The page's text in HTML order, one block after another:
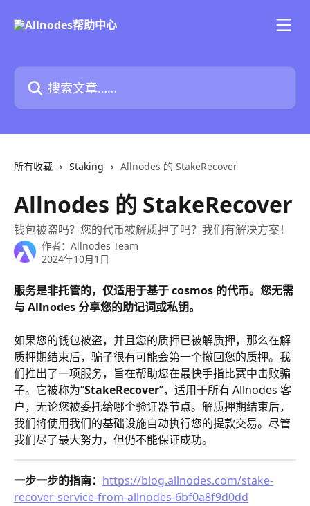
搜索文章……
所有收藏 Staking Allnodes 的 StakeRecover
Allnodes 的 StakeRecover
钱包被盗吗？您的代币被解质押了吗？我们有解决方案！
作者： Allnodes Team
2024年10月1日
服务是非托管的，仅适用于基于 cosmos 的代币。您无需
与 Allnodes 分享您的助记词或私钥。
如果您的钱包被盗，并且您的质押已被解质押，那么在解
质押期结束后，骗子很有可能会第一个撤回您的质押。我
们推出了一项服务，旨在帮助您在最快手指比赛中击败骗
子。它被称为“StakeRecover”，适用于所有 Allnodes 客
户，无论您被委托给哪个验证器节点。解质押期结束后，
我们将使用我们的基础设施自动执行您的提款交易。尽管
我们尽了最大努力，但仍不能保证成功。
一步一步的指南： https://blog.allnodes.com/stake-
recover-service-from-allnodes-6bf0a8f9d0dd